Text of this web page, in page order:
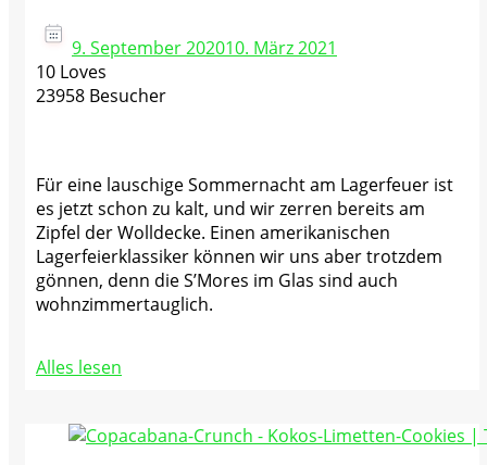
9. September 202010. März 2021
10 Loves
23958 Besucher
Für eine lauschige Sommernacht am Lagerfeuer ist
es jetzt schon zu kalt, und wir zerren bereits am
Zipfel der Wolldecke. Einen amerikanischen
Lagerfeierklassiker können wir uns aber trotzdem
gönnen, denn die S’Mores im Glas sind auch
wohnzimmertauglich.
Alles lesen